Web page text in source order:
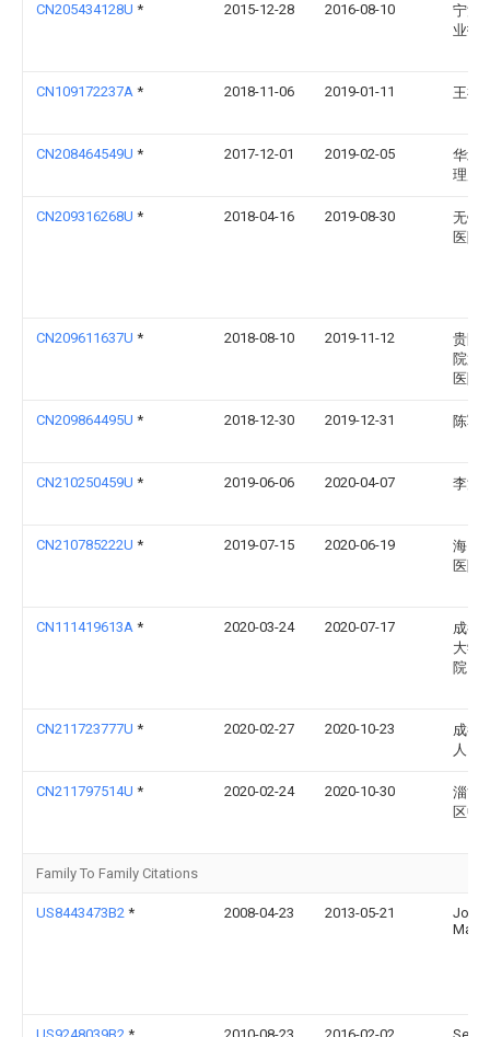
CN205434128U * 2015-12-28 2016-08-10
宁波
业技
CN109172237A * 2018-11-06 2019-01-11 王祺
CN208464549U * 2017-12-01 2019-02-05
华北
理局
CN209316268U * 2018-04-16 2019-08-30
无锡
医院
CN209611637U * 2018-08-10 2019-11-12
贵阳
院第
医院
CN209864495U * 2018-12-30 2019-12-31 陈军
CN210250459U * 2019-06-06 2020-04-07 李汝
CN210785222U * 2019-07-15 2020-06-19
海口
医院
CN111419613A * 2020-03-24 2020-07-17
成都
大学
院
CN211723777U * 2020-02-27 2020-10-23
成都
人民
CN211797514U * 2020-02-24 2020-10-30
淄博
区中
Family To Family Citations
US8443473B2 * 2008-04-23 2013-05-21
John